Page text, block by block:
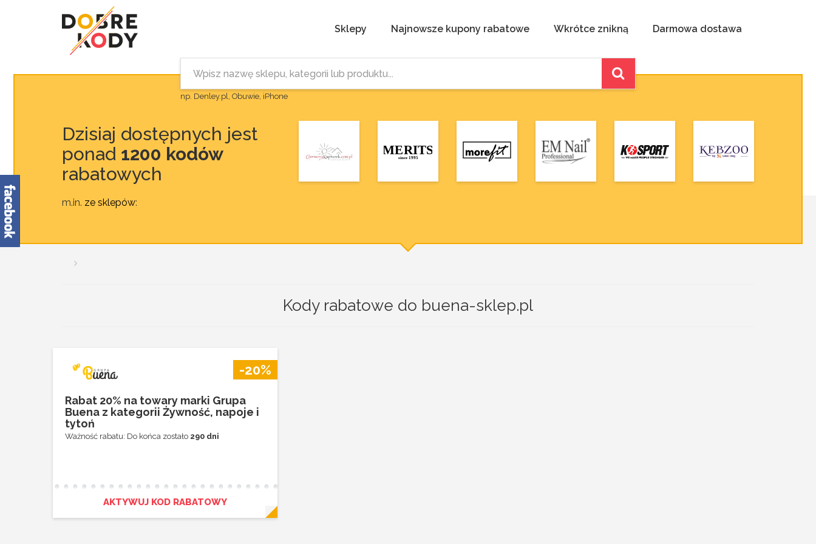
Sklepy Najnowsze kupony rabatowe Wkrótce znikną Darmowa dostawa
np. Denley.pl, Obuwie, iPhone
Dzisiaj dostępnych jest
ponad 1200 kodów
rabatowych
m.in. ze sklepów:
Kody rabatowe do buena-sklep.pl
-20%
Rabat 20% na towary marki Grupa
Buena z kategorii Żywność, napoje i
tytoń
Ważność rabatu: Do końca zostało 290 dni
AKTYWUJ KOD RABATOWY